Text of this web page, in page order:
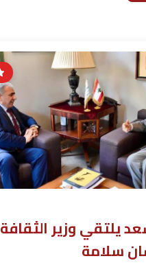
يلتقي وزير الثقافة
سلامة